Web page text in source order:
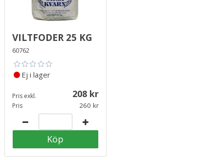
Viltfoder 25 kg
60762
Ej i lager
Pris exkl. 208
Pris 260
Köp